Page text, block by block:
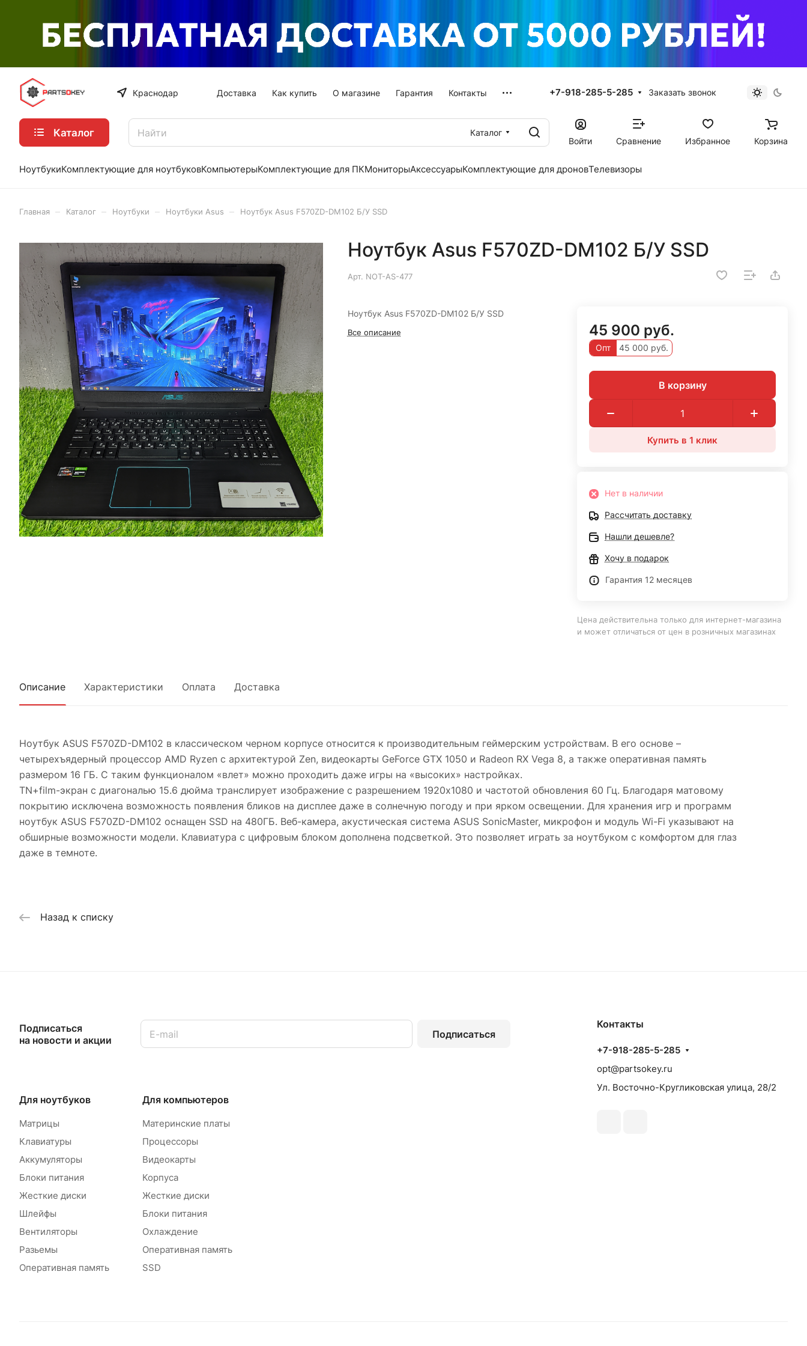
Краснодар Доставка Как купить О магазине Гарантия Контакты +7-918-285-5-285 Заказать звонок
Каталог
Каталог
Войти
Сравнение Избранное Корзина
НоутбукиКомплектующие для ноутбуковКомпьютерыКомплектующие для ПКМониторыАксессуарыКомплектующие для дроновТелевизоры
Главная Каталог Ноутбуки Ноутбуки Asus Ноутбук Asus F570ZD-DM102 Б/У SSD
Ноутбук Asus F570ZD-DM102 Б/У SSD
Арт. NOT-AS-477
Ноутбук Asus F570ZD-DM102 Б/У SSD
Все описание 45 900 руб.
Опт 45 000 руб.
В корзину
Купить в 1 клик
Нет в наличии
Рассчитать доставку
Нашли дешевле?
Хочу в подарок
Гарантия 12 месяцев
Цена действительна только для интернет-магазина
и может отличаться от цен в розничных магазинах
Описание Характеристики Оплата Доставка
Ноутбук ASUS F570ZD-DM102 в классическом черном корпусе относится к производительным геймерским устройствам. В его основе –
четырехъядерный процессор AMD Ryzen с архитектурой Zen, видеокарты GeForce GTX 1050 и Radeon RX Vega 8, а также оперативная память
размером 16 ГБ. С таким функционалом «влет» можно проходить даже игры на «высоких» настройках.
TN+film-экран с диагональю 15.6 дюйма транслирует изображение с разрешением 1920x1080 и частотой обновления 60 Гц. Благодаря матовому
покрытию исключена возможность появления бликов на дисплее даже в солнечную погоду и при ярком освещении. Для хранения игр и программ
ноутбук ASUS F570ZD-DM102 оснащен SSD на 480ГБ. Веб-камера, акустическая система ASUS SonicMaster, микрофон и модуль Wi-Fi указывают на
обширные возможности модели. Клавиатура с цифровым блоком дополнена подсветкой. Это позволяет играть за ноутбуком с комфортом для глаз
даже в темноте.
Назад к списку
Подписаться
на новости и акции
Подписаться
Для ноутбуков
Матрицы
Клавиатуры
Аккумуляторы
Блоки питания
Жесткие диски
Шлейфы
Вентиляторы
Разьемы
Оперативная память
Для компьютеров
Материнские платы
Процессоры
Видеокарты
Корпуса
Жесткие диски
Блоки питания
Охлаждение
Оперативная память
SSD
Контакты
+7-918-285-5-285
opt@partsokey.ru
Ул. Восточно-Кругликовская улица, 28/2